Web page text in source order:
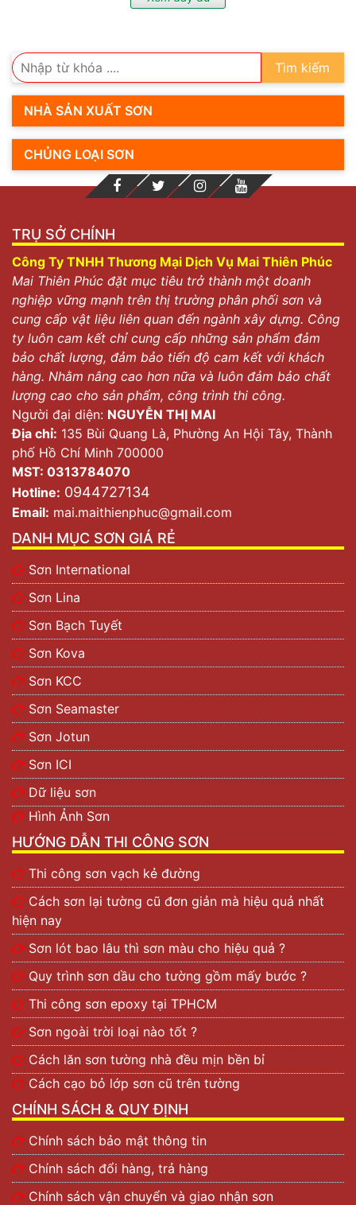
…Là một dòng sơn đồng nhất, có đặc tính chùi rửa
Giới thiệu sơn thể thao Kova CT08
Sơn phủ sàn thể thao Kova CT 08được biết đến là
một lớp sơn phủ đặc tính chuyên biệt, sở hữu độ bền
cao, có tính dẻo dai và đàn hồi cực kỳ tốt.
Sơn phủ sàn thể thao Kova CT08 được sử dụng
để phủ lên nhiều bề mặt, nổi bật như: bê tông,
kim loại, gỗ, nhựa, đường đi,…
sân thể thao KOVA là dòng matit chống thấm SK-
6 và sản phẩm chất chống thấm CT-11A đều phù
hợp các bề mặt mà sơn sàn thể thao Kova có thể
phủ lên được.
Đặc tính của sơn sàn thể thao KOVA CT 08 màu
Đặc tính sơn sàn thể thao được thể hiện rõ qua:
Lớp phủ đa năng, có tính ứng dụng cao: Dòng
KOVA CT108 được tạo ra nhằm mang đến một
lớp sơn đa năng, có khả năng chống chịu với
nhiều hóa chất. Đặc biệt là nơi có môi trường
kiềm và bazơ cao. Đồng thời, sơn còn giúp chống
lại các tia cực tím, ngăn nước. Phù hợp với thời
Khả năng chịu ăn mòn:Sơn sàn thể thao CT08
được sản xuất thành hỗn hợp dẻo giúp dễ dàng
chùi rửa, vệ sinh mà không sợ bị mài mòn theo
thời gian. Bên cạnh đó, các dòng sơn của KOVA
đều sở hữu đặc tính chống chịu được va đập
mạnh, nhất là những khu vực có đông người và
phương tiện qua lại,
Màu sắc đa dạng: Có nhiều màu chuyên dụng cho
bạn lựa chọn, pha được tất cả các màu trong hệ
thống màu của KOVA.
Không bị cháy và không chứa chất độc hại:
Những chất có tính độc như chì và thủy ngân
không được cho vào trong sơn, đảm bảo an toàn
Tìm kiếm
NHÀ SẢN XUẤT SƠN
CHỦNG LOẠI SƠN
TRỤ SỞ CHÍNH
Công Ty TNHH Thương Mại Dịch Vụ Mai Thiên Phúc
Mai Thiên Phúc đặt mục tiêu trở thành một doanh
nghiệp vững mạnh trên thị trường phân phối sơn và
cung cấp vật liệu liên quan đến ngành xây dựng. Công
ty luôn cam kết chỉ cung cấp những sản phẩm đảm
bảo chất lượng, đảm bảo tiến độ cam kết với khách
hàng. Nhằm nâng cao hơn nữa và luôn đảm bảo chất
lượng cao cho sản phẩm, công trình thi công.
Người đại diện: NGUYỄN THỊ MAI
Địa chỉ: 135 Bùi Quang Là, Phường An Hội Tây, Thành
phố Hồ Chí Minh 700000
MST: 0313784070
Hotline: 0944727134
Email: mai.maithienphuc@gmail.com
DANH MỤC SƠN GIÁ RẺ
Sơn International
Sơn Lina
Sơn Bạch Tuyết
Sơn Kova
Sơn KCC
Sơn Seamaster
Sơn Jotun
Sơn ICI
Dữ liệu sơn
Hình Ảnh Sơn
HƯỚNG DẪN THI CÔNG SƠN
Thi công sơn vạch kẻ đường
Cách sơn lại tường cũ đơn giản mà hiệu quả nhất
hiện nay
Sơn lót bao lâu thì sơn màu cho hiệu quả ?
Quy trình sơn dầu cho tường gồm mấy bước ?
Thi công sơn epoxy tại TPHCM
Sơn ngoài trời loại nào tốt ?
Cách lăn sơn tường nhà đều mịn bền bỉ
Cách cạo bỏ lớp sơn cũ trên tường
CHÍNH SÁCH & QUY ĐỊNH
Chính sách bảo mật thông tin
Chính sách đổi hàng, trả hàng
Chính sách vận chuyển và giao nhận sơn